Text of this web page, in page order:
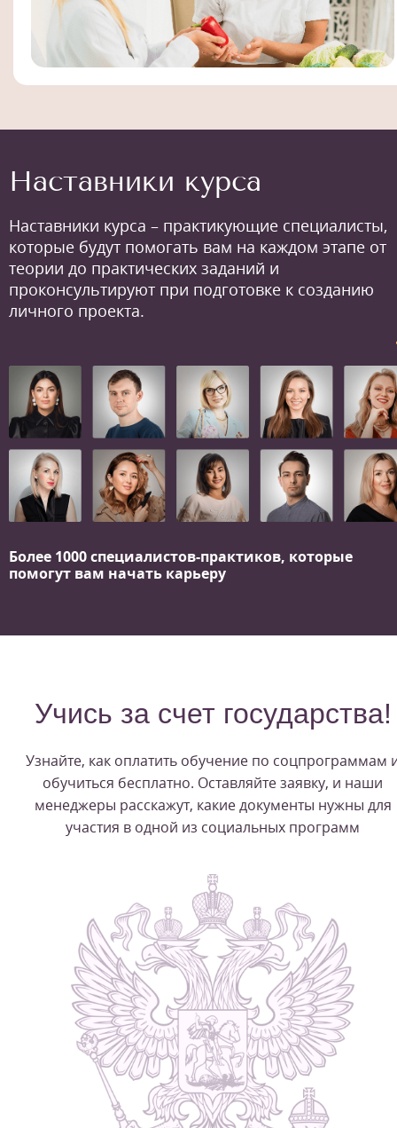
Наставники курса
Наставники курса – практикующие специалисты,
которые будут помогать вам на каждом этапе от
теории до практических заданий и
проконсультируют при подготовке к созданию
личного проекта.
Более 1000 специалистов-практиков, которые
помогут вам начать карьеру
Учись за счет государства!
Узнайте, как оплатить обучение по соцпрограммам
обучиться бесплатно. Оставляйте заявку, и наши
менеджеры расскажут, какие документы нужны для
участия в одной из социальных программ